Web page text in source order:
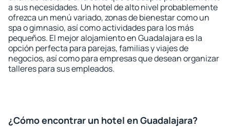
a sus necesidades. Un hotel de alto nivel probablemente
ofrezca un menú variado, zonas de bienestar como un
spa o gimnasio, así como actividades para los más
pequeños. El mejor alojamiento en Guadalajara es la
opción perfecta para parejas, familias y viajes de
negocios, así como para empresas que desean organizar
talleres para sus empleados.
¿Cómo encontrar un hotel en Guadalajara?